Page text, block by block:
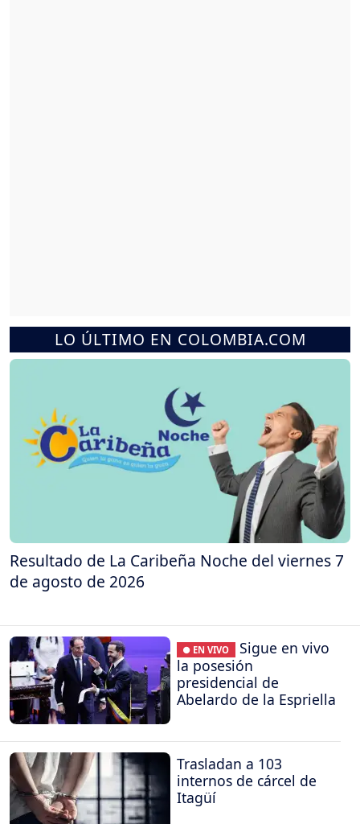
LO ÚLTIMO EN COLOMBIA.COM
Resultado de La Caribeña Noche del viernes 7
de agosto de 2026
● EN VIVO
Sigue en vivo
la posesión
presidencial de
Abelardo de la Espriella
Trasladan a 103
internos de cárcel de
Itagüí